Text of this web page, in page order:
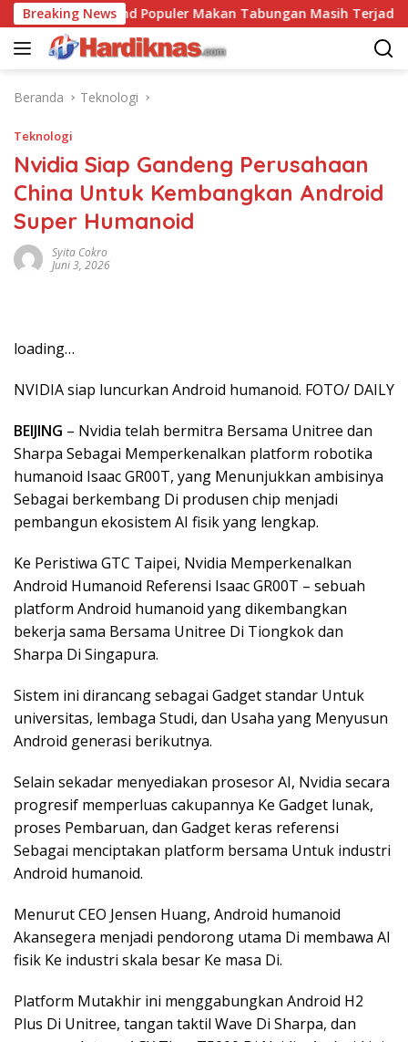
Langsung
ke
konten
Breaking News
Trend Populer Makan Tabungan Masih Terjadi?
Beranda Teknologi
Teknologi
Nvidia Siap Gandeng Perusahaan
China Untuk Kembangkan Android
Super Humanoid
Syita Cokro
Juni 3, 2026
loading…
NVIDIA siap luncurkan Android humanoid. FOTO/ DAILY
BEIJING – Nvidia telah bermitra Bersama Unitree dan
Sharpa Sebagai Memperkenalkan platform robotika
humanoid Isaac GR00T, yang Menunjukkan ambisinya
Sebagai berkembang Di produsen chip menjadi
pembangun ekosistem AI fisik yang lengkap.
Ke Peristiwa GTC Taipei, Nvidia Memperkenalkan
Android Humanoid Referensi Isaac GR00T – sebuah
platform Android humanoid yang dikembangkan
bekerja sama Bersama Unitree Di Tiongkok dan
Sharpa Di Singapura.
Sistem ini dirancang sebagai Gadget standar Untuk
universitas, lembaga Studi, dan Usaha yang Menyusun
Android generasi berikutnya.
Selain sekadar menyediakan prosesor AI, Nvidia secara
progresif memperluas cakupannya Ke Gadget lunak,
proses Pembaruan, dan Gadget keras referensi
Sebagai menciptakan platform bersama Untuk industri
Android humanoid.
Menurut CEO Jensen Huang, Android humanoid
Akansegera menjadi pendorong utama Di membawa AI
fisik Ke industri skala besar Ke masa Di.
Platform Mutakhir ini menggabungkan Android H2
Plus Di Unitree, tangan taktil Wave Di Sharpa, dan